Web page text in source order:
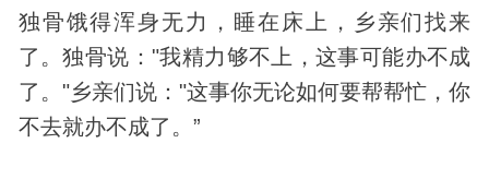
独骨饿得浑身无力，睡在床上，乡亲们找来
了。独骨说："我精力够不上，这事可能办不成
了。"乡亲们说："这事你无论如何要帮帮忙，你
不去就办不成了。”